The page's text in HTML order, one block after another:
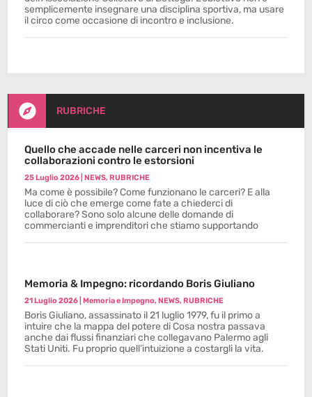
semplicemente insegnare una disciplina sportiva, ma usare
il circo come occasione di incontro e inclusione.
 RUBRICHE
Quello che accade nelle carceri non incentiva le
collaborazioni contro le estorsioni
25 Luglio 2026 |NEWS,RUBRICHE
Ma come è possibile? Come funzionano le carceri? E alla
luce di ciò che emerge come fate a chiederci di
collaborare? Sono solo alcune delle domande di
commercianti e imprenditori che stiamo supportando
Memoria & Impegno: ricordando Boris Giuliano
21 Luglio 2026 |Memoria e Impegno,NEWS,RUBRICHE
Boris Giuliano, assassinato il 21 luglio 1979, fu il primo a
intuire che la mappa del potere di Cosa nostra passava
anche dai flussi finanziari che collegavano Palermo agli
Stati Uniti. Fu proprio quell’intuizione a costargli la vita.